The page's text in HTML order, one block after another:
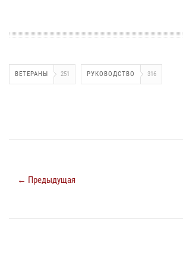
ВЕТЕРАНЫ 251 РУКОВОДСТВО 316
← Предыдущая